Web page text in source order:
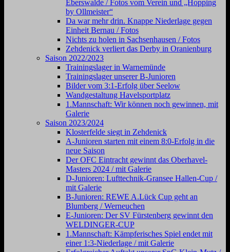
Eberswalde / Fotos vom Verein und „Hopping
by Ollmeister“
Da war mehr drin. Knappe Niederlage gegen
Einheit Bernau / Fotos
Nichts zu holen in Sachsenhausen / Fotos
Zehdenick verliert das Derby in Oranienburg
Saison 2022/2023
Trainingslager in Warnemünde
Trainingslager unserer B-Junioren
Bilder vom 3:1-Erfolg über Seelow
Wandgestaltung Havelsportplatz
1.Mannschaft: Wir können noch gewinnen, mit
Galerie
Saison 2023/2024
Klosterfelde siegt in Zehdenick
A-Junioren starten mit einem 8:0-Erfolg in die
neue Saison
Der OFC Eintracht gewinnt das Oberhavel-
Masters 2024 / mit Galerie
D-Junioren: Lufttechnik-Gransee Hallen-Cup /
mit Galerie
B-Junioren: REWE A.Lück Cup geht an
Blumberg / Werneuchen
E-Junioren: Der SV Fürstenberg gewinnt den
WELDINGER-CUP
1.Mannschaft: Kämpferisches Spiel endet mit
einer 1:3-Niederlage / mit Galerie